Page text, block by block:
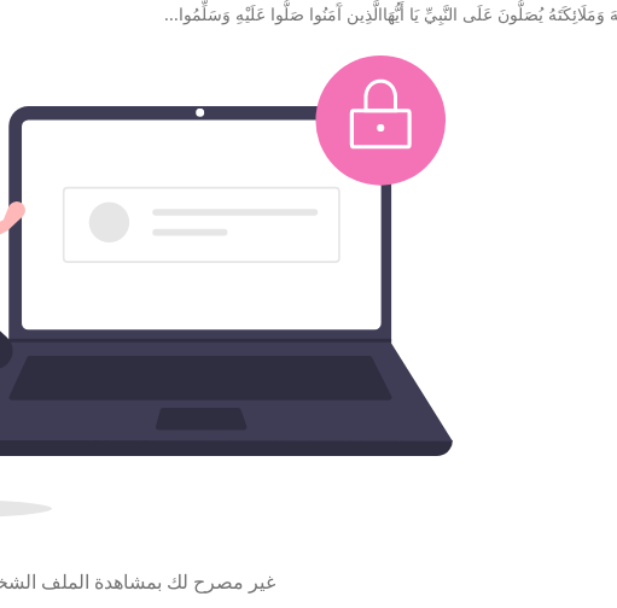
وَمَلَائِكَتَهُ يُصَلُّونَ عَلَى النَّبِيِّ يَا أَيُّهَاالَّذِين آَمَنُوا صَلُّوا عَلَيْهِ وَسَلِّمُوا...
غير مصرح لك بمشاهدة الملف